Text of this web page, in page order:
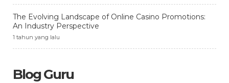
The Evolving Landscape of Online Casino Promotions:
An Industry Perspective
1 tahun yang lalu
Blog Guru